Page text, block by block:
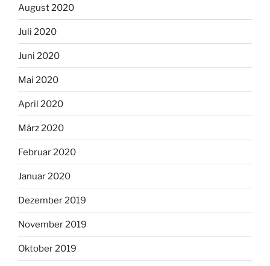
August 2020
Juli 2020
Juni 2020
Mai 2020
April 2020
März 2020
Februar 2020
Januar 2020
Dezember 2019
November 2019
Oktober 2019